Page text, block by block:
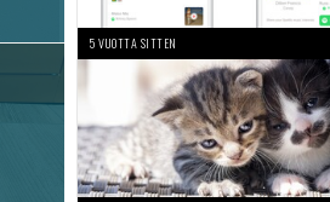
5 VUOTTA SITTEN